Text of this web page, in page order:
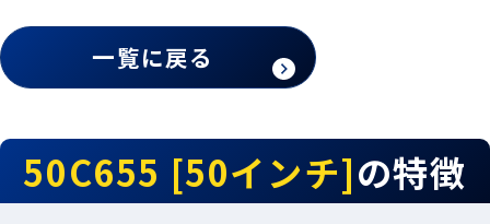
一覧に戻る
50C655 [50インチ]の特徴